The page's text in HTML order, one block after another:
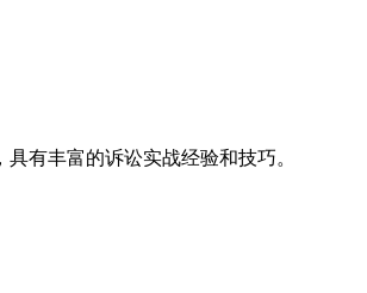
有丰富的诉讼实战经验和技巧。